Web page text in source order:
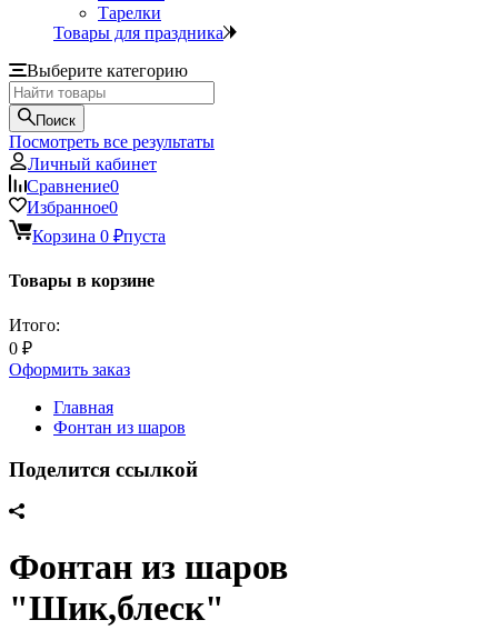
Тарелки
Товары для праздника
Выберите категорию
Поиск
Посмотреть все результаты
Личный кабинет
Сравнение0
Избранное0
Корзина 0 ₽пуста
Товары в корзине
Итого:
0 ₽
Оформить заказ
Главная
Фонтан из шаров
Поделится ссылкой
Фонтан из шаров
"Шик,блеск"